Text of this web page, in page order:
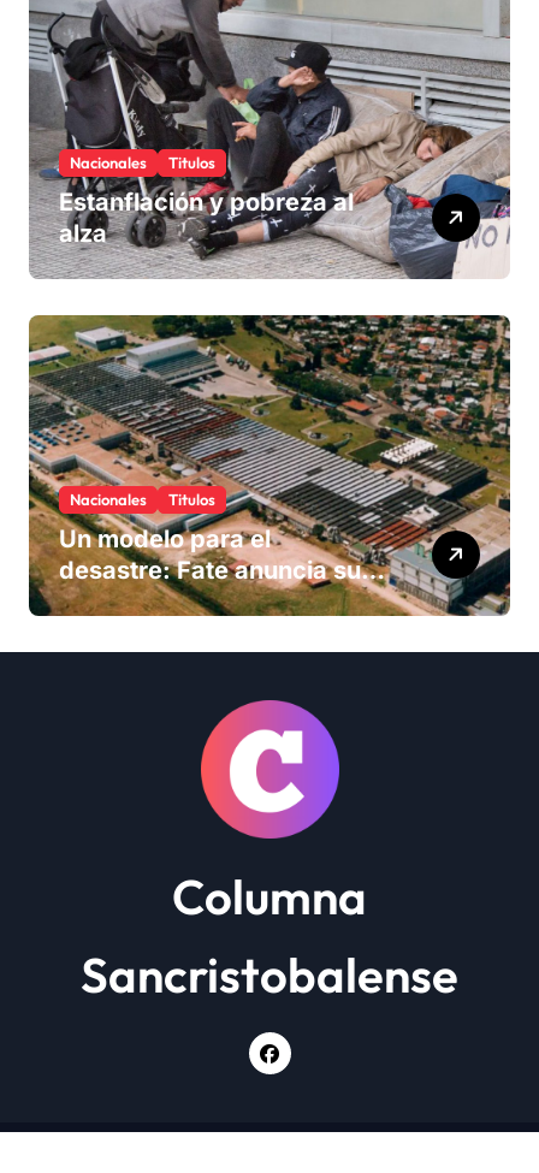
Nacionales Titulos
Estanflación y pobreza al
alza
Nacionales Titulos
Un modelo para el
desastre: Fate anuncia su
cierre definitivo y despide a
Columna
Sancristobalense